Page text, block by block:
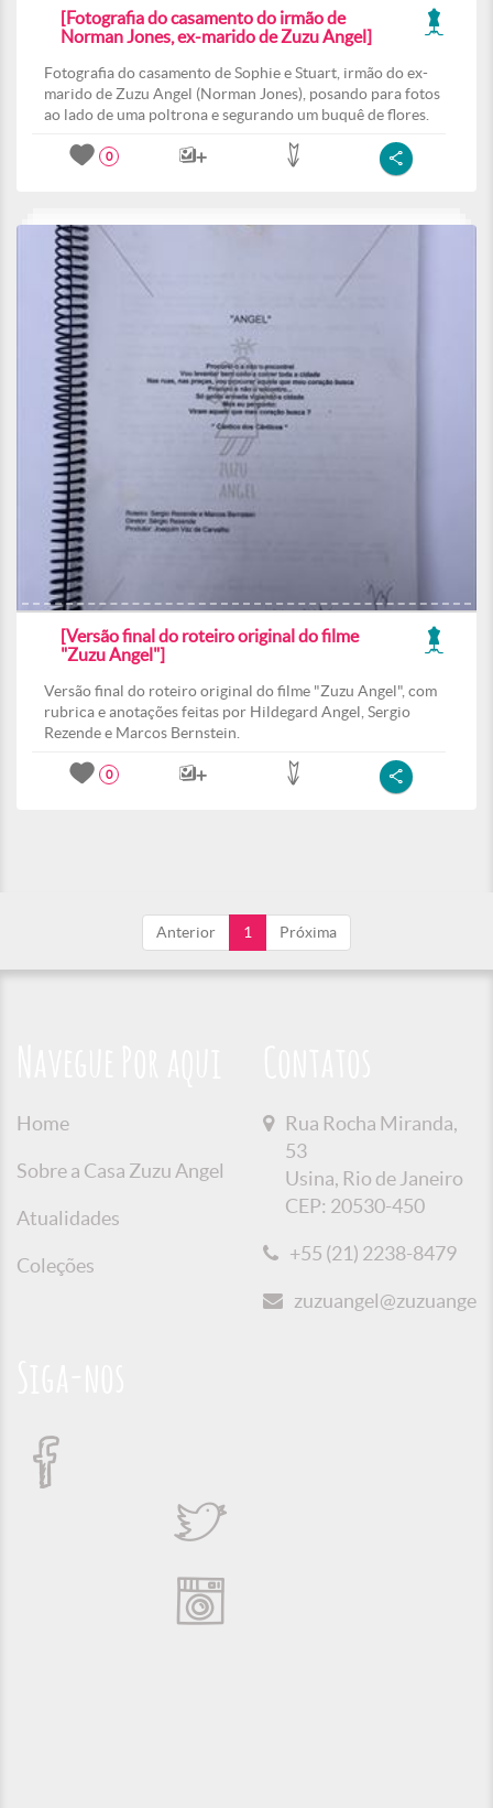
[Fotografia do casamento do irmão de
Norman Jones, ex-marido de Zuzu Angel]
Fotografia do casamento de Sophie e Stuart, irmão do ex-
marido de Zuzu Angel (Norman Jones), posando para fotos
ao lado de uma poltrona e segurando um buquê de flores.
0
[Versão final do roteiro original do filme
"Zuzu Angel"]
Versão final do roteiro original do filme "Zuzu Angel", com
rubrica e anotações feitas por Hildegard Angel, Sergio
Rezende e Marcos Bernstein.
0
Anterior 1 Próxima
Home
Sobre a Casa Zuzu Angel
Atualidades
Coleções
Rua Rocha Miranda,
53
Usina, Rio de Janeiro
CEP: 20530-450
+55 (21) 2238-8479